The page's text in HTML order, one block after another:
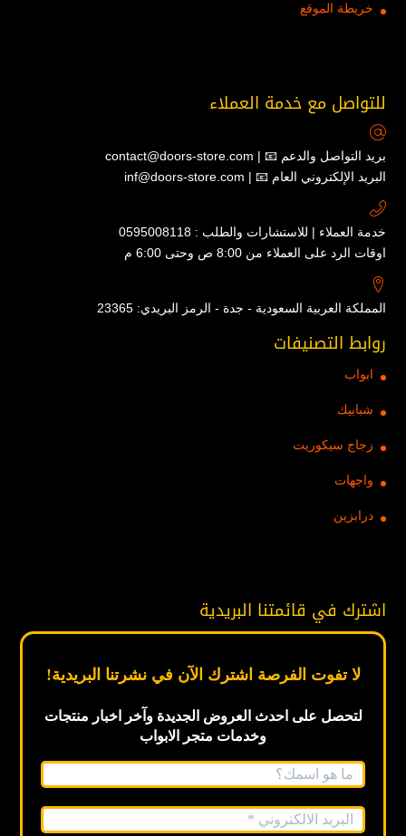
خريطة الموقع
للتواصل مع خدمة العملاء
contact@doors-store.com | 📧 بريد التواصل والدعم
inf@doors-store.com | 📧 البريد الإلكتروني العام
خدمة العملاء | للاستشارات والطلب : 0595008118
اوقات الرد على العملاء من 8:00 ص وحتى 6:00 م
المملكة العربية السعودية - جدة - الرمز البريدي: 23365
روابط التصنيفات
ابواب
شبابيك
زجاج سيكوريت
واجهات
درابزين
اشترك في قائمتنا البريدية
لا تفوت الفرصة اشترك الآن في نشرتنا البريدية!
لتحصل على احدث العروض الجديدةوآخر اخبار منتجات
وخدمات متجر الابواب